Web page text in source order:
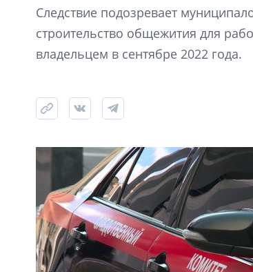
Следствие подозревает
строительство общежития для
владельцем в сентябре 2022 года.